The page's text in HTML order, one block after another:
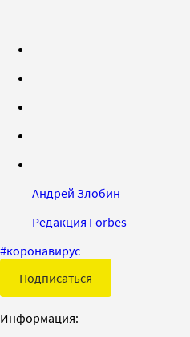
Андрей Злобин
Редакция Forbes
#коронавирус
Подписаться
Информация: